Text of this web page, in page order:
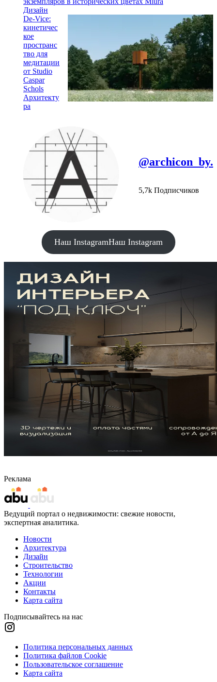
Дизайн
De-Vice:
кинетичес
кое
пространс
тво для
медитации
от Studio
Caspar
Schols
Архитекту
ра
@archicon_by.
5,7k Подписчиков
Наш InstagramНаш Instagram
Реклама
Ведущий портал о недвижимости: свежие новости,
экспертная аналитика.
Новости
Архитектура
Дизайн
Строительство
Технологии
Акции
Контакты
Карта сайта
Подписывайтесь на нас
Политика персональных данных
Политика файлов Cookie
Пользовательское соглашение
Карта сайта